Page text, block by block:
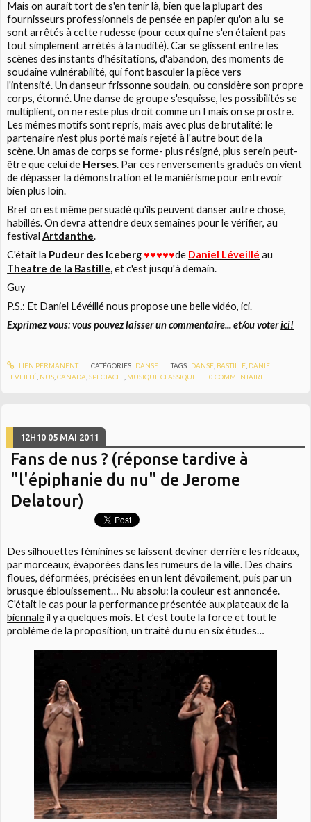
Mais on aurait tort de s'en tenir là, bien que la plupart des
fournisseurs professionnels de pensée en papier qu'on a lu se
sont arrêtés à cette rudesse (pour ceux qui ne s'en étaient pas
tout simplement arrétés à la nudité). Car se glissent entre les
scènes des instants d'hésitations, d'abandon, des moments de
soudaine vulnérabilité, qui font basculer la pièce vers
l'intensité. Un danseur frissonne soudain, ou considère son propre
corps, étonné. Une danse de groupe s'esquisse, les possibilités se
multiplient, on ne reste plus droit comme un I mais on se prostre.
Les mêmes motifs sont repris, mais avec plus de brutalité: le
partenaire n'est plus porté mais rejeté à l'autre bout de la
scène. Un amas de corps se forme- plus résigné, plus serein peut-
être que celui de Herses. Par ces renversements gradués on vient
de dépasser la démonstration et le maniérisme pour entrevoir
bien plus loin.
Bref on est même persuadé qu'ils peuvent danser autre chose,
habillés. On devra attendre deux semaines pour le vérifier, au
festivalArtdanthe.
C'était la Pudeur des Iceberg♥♥♥♥♥de Daniel Léveillé au
Theatre de la Bastille,et c'est jusqu'à demain.
Guy
P.S.: Et Daniel Lévéillé nous propose une belle vidéo,ici.
Exprimez vous: vous pouvez laisser un commentaire... et/ou voterici!
LIEN PERMANENT CATÉGORIES : DANSE TAGS : DANSE BASTILLE DANIEL
LEVEILLÉ NUS ,CANADA ,SPECTACLE MUSIQUE CLASSIQUE 0 COMMENTAIRE
12H10 05 MAI 2011
Fans de nus ? (réponse tardive à
"l'épiphanie du nu" de Jerome
Delatour)
Des silhouettes féminines se laissent deviner derrière les rideaux,
par morceaux, évaporées dans les rumeurs de la ville. Des chairs
floues, déformées, précisées en un lent dévoilement, puis par un
brusque éblouissement… Nu absolu: la couleur est annoncée.
C'était le cas pourla performance présentée aux plateaux de la
biennaleil y a quelques mois. Et c’est toute la force et tout le
problème de la proposition, un traité du nu en six études…